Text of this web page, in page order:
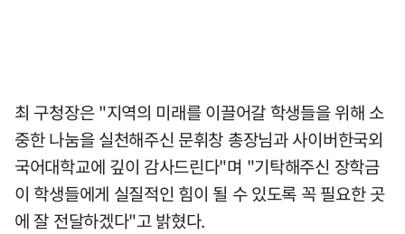
최 구청장은 "지역의 미래를 이끌어갈 학생들을 위해 소
중한 나눔을 실천해주신 문휘창 총장님과 사이버한국외
국어대학교에 깊이 감사드린다"며 "기탁해주신 장학금
이 학생들에게 실질적인 힘이 될 수 있도록 꼭 필요한 곳
에 잘 전달하겠다"고 밝혔다.